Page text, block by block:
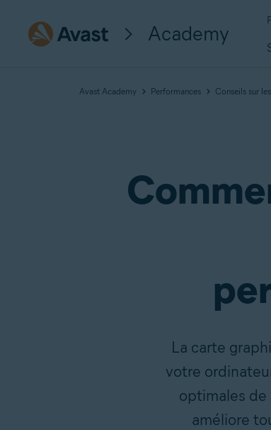
Academy
Avast Academy Performances Conseils sur
La carte
votre
optimales de
améliore